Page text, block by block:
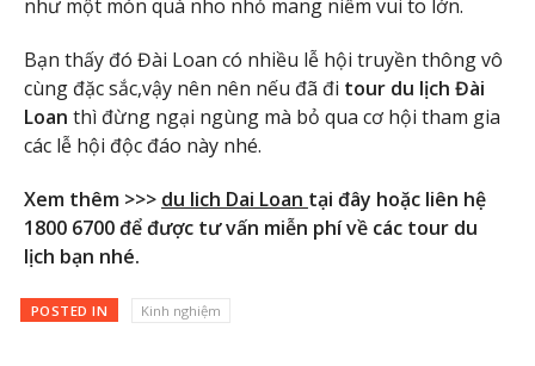
như một món quà nho nhỏ mang niềm vui to lớn.
Bạn thấy đó Đài Loan có nhiều lễ hội truyền thông vô
cùng đặc sắc,vậy nên nên nếu đã đi tour du lịch Đài
Loan thì đừng ngại ngùng mà bỏ qua cơ hội tham gia
các lễ hội độc đáo này nhé.
Xem thêm >>> du lich Dai Loan tại đây hoặc liên hệ
1800 6700 để được tư vấn miễn phí về các tour du
lịch bạn nhé.
POSTED IN Kinh nghiệm